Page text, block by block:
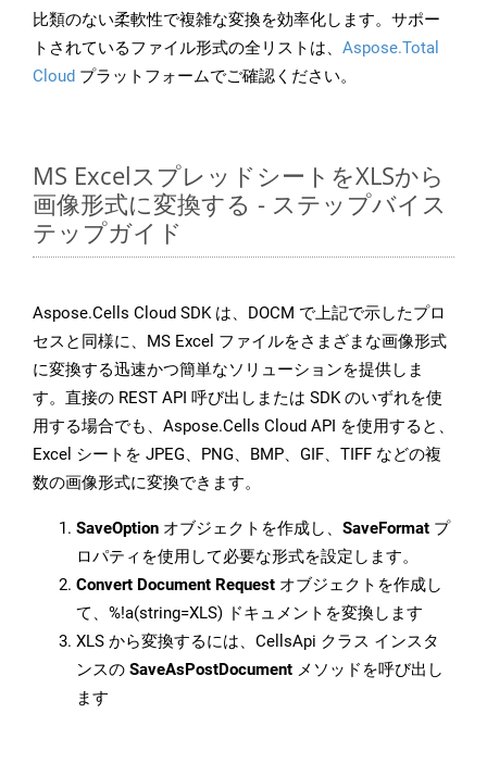
比類のない柔軟性で複雑な変換を効率化します。サポー
トされているファイル形式の全リストは、 Aspose.Total
Cloud プラットフォームでご確認ください。
MS ExcelスプレッドシートをXLSから
画像形式に変換する - ステップバイス
テップガイド
Aspose.Cells Cloud SDK は、DOCM で上記で示したプロ
セスと同様に、MS Excel ファイルをさまざまな画像形式
に変換する迅速かつ簡単なソリューションを提供しま
す。直接の REST API 呼び出しまたは SDK のいずれを使
用する場合でも、Aspose.Cells Cloud API を使用すると、
Excel シートを JPEG、PNG、BMP、GIF、TIFF などの複
数の画像形式に変換できます。
SaveOption オブジェクトを作成し、 SaveFormat プ
ロパティを使用して必要な形式を設定します。
Convert Document Request オブジェクトを作成し
て、%!a(string=XLS) ドキュメントを変換します
XLS から変換するには、CellsApi クラス インスタ
ンスの SaveAsPostDocument メソッドを呼び出し
ます